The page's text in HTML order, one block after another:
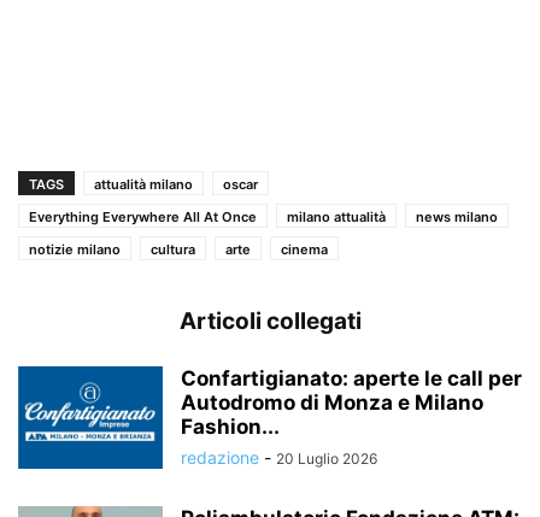
TAGS attualità milano
oscar
Everything Everywhere All At Once
milano attualità
news milano
notizie milano
cultura arte cinema
Articoli collegati
Confartigianato: aperte le call per
Autodromo di Monza e Milano
Fashion...
redazione - 20 Luglio 2026